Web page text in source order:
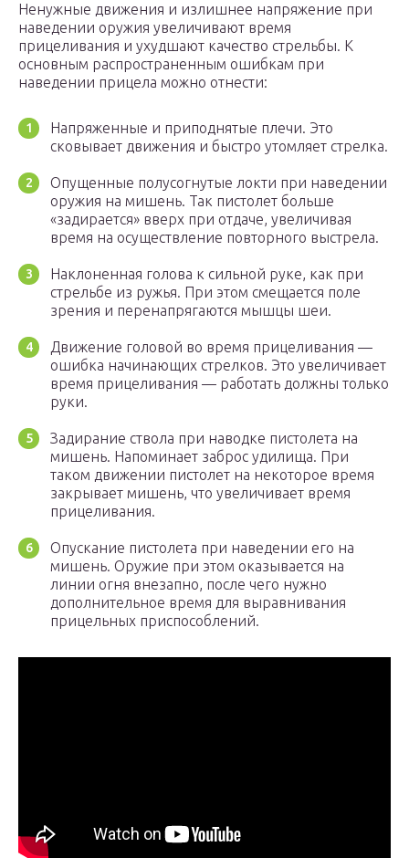
Ненужные движения и излишнее напряжение при
наведении оружия увеличивают время
прицеливания и ухудшают качество стрельбы. К
основным распространенным ошибкам при
наведении прицела можно отнести:
Напряженные и приподнятые плечи. Это
сковывает движения и быстро утомляет стрелка.
Опущенные полусогнутые локти при наведении
оружия на мишень. Так пистолет больше
«задирается» вверх при отдаче, увеличивая
время на осуществление повторного выстрела.
Наклоненная голова к сильной руке, как при
стрельбе из ружья. При этом смещается поле
зрения и перенапрягаются мышцы шеи.
Движение головой во время прицеливания —
ошибка начинающих стрелков. Это увеличивает
время прицеливания — работать должны только
руки.
Задирание ствола при наводке пистолета на
мишень. Напоминает заброс удилища. При
таком движении пистолет на некоторое время
закрывает мишень, что увеличивает время
прицеливания.
Опускание пистолета при наведении его на
мишень. Оружие при этом оказывается на
линии огня внезапно, после чего нужно
дополнительное время для выравнивания
прицельных приспособлений.